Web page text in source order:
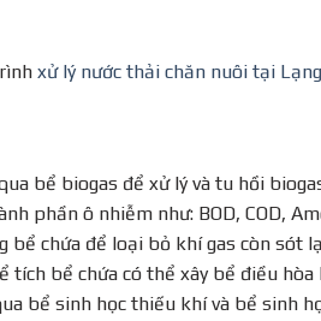
xử lý nước thải chăn nuôi tại
bể biogas để xử lý và tu hồi
phần ô nhiễm như: BOD, COD,
bể chứa để loại bỏ khí gas còn sót
tích bể chứa có thể xây bể điều
bể sinh học thiếu khí và bể sinh